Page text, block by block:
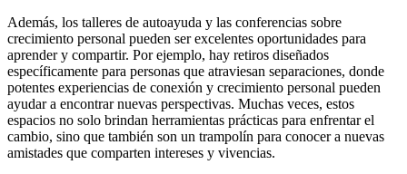
Además, los talleres de autoayuda y las conferencias sobre
crecimiento personal pueden ser excelentes oportunidades para
aprender y compartir. Por ejemplo, hay retiros diseñados
específicamente para personas que atraviesan separaciones, donde
potentes experiencias de conexión y crecimiento personal pueden
ayudar a encontrar nuevas perspectivas. Muchas veces, estos
espacios no solo brindan herramientas prácticas para enfrentar el
cambio, sino que también son un trampolín para conocer a nuevas
amistades que comparten intereses y vivencias.